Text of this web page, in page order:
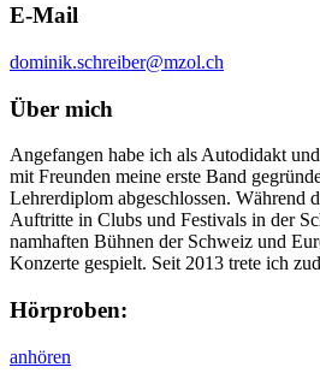
E-Mail
dominik.schreiber@mzol.ch
Über mich
Angefangen habe ich als Autodidakt
mit Freunden meine erste Band
Lehrerdiplom abgeschlossen. Während
Auftritte in Clubs und Festivals in der
namhaften Bühnen der Schweiz und
Konzerte gespielt. Seit 2013 trete ich
Hörproben:
anhören